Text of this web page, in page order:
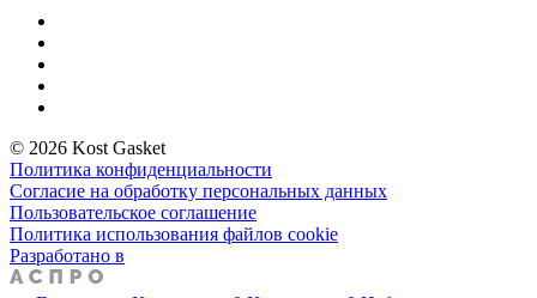
© 2026 Kost Gasket
Политика конфиденциальности
Согласие на обработку персональных данных
Пользовательское соглашение
Политика использования файлов cookie
Разработано в